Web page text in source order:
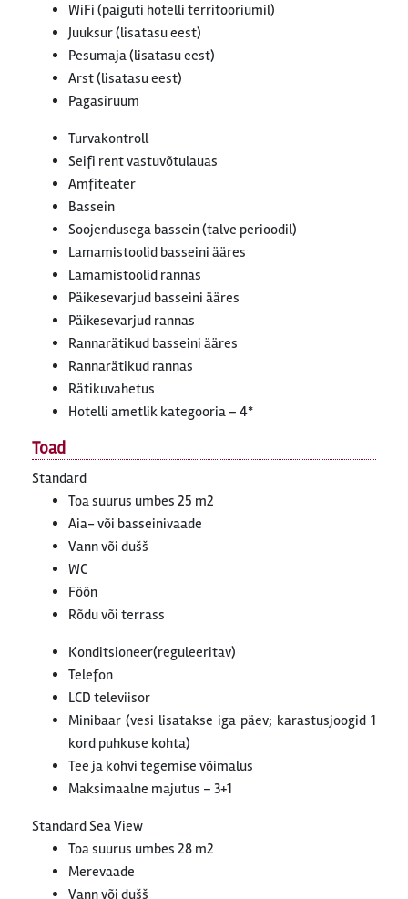
WiFi (paiguti hotelli territooriumil)
Juuksur (lisatasu eest)
Pesumaja (lisatasu eest)
Arst (lisatasu eest)
Pagasiruum
Turvakontroll
Seifi rent vastuvõtulauas
Amfiteater
Bassein
Soojendusega bassein (talve perioodil)
Lamamistoolid basseini ääres
Lamamistoolid rannas
Päikesevarjud basseini ääres
Päikesevarjud rannas
Rannarätikud basseini ääres
Rannarätikud rannas
Rätikuvahetus
Hotelli ametlik kategooria – 4*
Toad
Standard
Toa suurus umbes 25 m2
Aia- või basseinivaade
Vann või dušš
WC
Föön
Rõdu või terrass
Konditsioneer(reguleeritav)
Telefon
LCD televiisor
Minibaar (vesi lisatakse iga päev; karastusjoogid 1
kord puhkuse kohta)
Tee ja kohvi tegemise võimalus
Maksimaalne majutus – 3+1
Standard Sea View
Toa suurus umbes 28 m2
Merevaade
Vann või dušš